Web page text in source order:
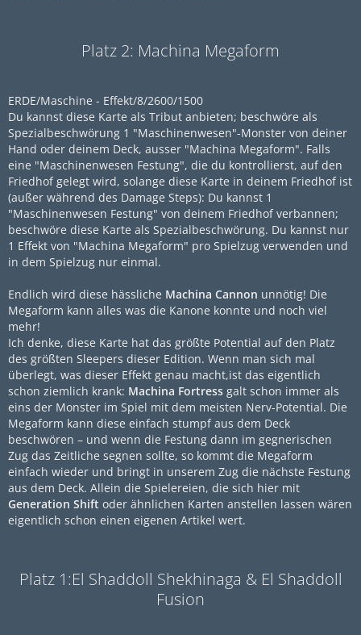
Platz 2: Machina Megaform
ERDE/Maschine - Effekt/8/2600/1500
Du kannst diese Karte als Tribut anbieten; beschwöre als
Spezialbeschwörung 1 "Maschinenwesen"-Monster von deiner
Hand oder deinem Deck, ausser "Machina Megaform". Falls
eine "Maschinenwesen Festung", die du kontrollierst, auf den
Friedhof gelegt wird, solange diese Karte in deinem Friedhof ist
(außer während des Damage Steps): Du kannst 1
"Maschinenwesen Festung" von deinem Friedhof verbannen;
beschwöre diese Karte als Spezialbeschwörung. Du kannst nur
1 Effekt von "Machina Megaform" pro Spielzug verwenden und
in dem Spielzug nur einmal.
Endlich wird diese hässliche Machina Cannon unnötig! Die
Megaform kann alles was die Kanone konnte und noch viel
mehr!
Ich denke, diese Karte hat das größte Potential auf den Platz
des größten Sleepers dieser Edition. Wenn man sich mal
überlegt, was dieser Effekt genau macht,ist das eigentlich
schon ziemlich krank: Machina Fortress galt schon immer als
eins der Monster im Spiel mit dem meisten Nerv-Potential. Die
Megaform kann diese einfach stumpf aus dem Deck
beschwören – und wenn die Festung dann im gegnerischen
Zug das Zeitliche segnen sollte, so kommt die Megaform
einfach wieder und bringt in unserem Zug die nächste Festung
aus dem Deck. Allein die Spielereien, die sich hier mit
Generation Shift oder ähnlichen Karten anstellen lassen wären
eigentlich schon einen eigenen Artikel wert.
Platz 1:El Shaddoll Shekhinaga & El Shaddoll
Fusion